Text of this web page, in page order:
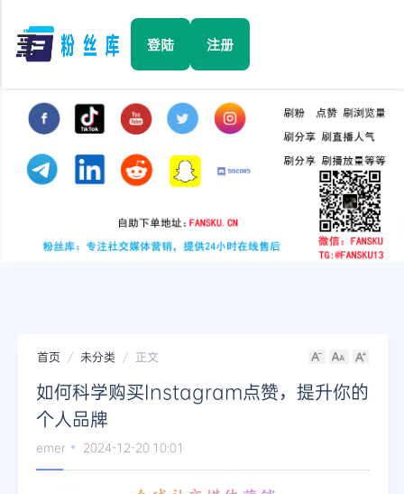
☰ 登陆 注册
Facebook
TikTok
YouTube
Twitter
首页 未分类 正文
如何科学购买Instagram点赞，提升你的
个人品牌
emer 2024-12-20 10:01